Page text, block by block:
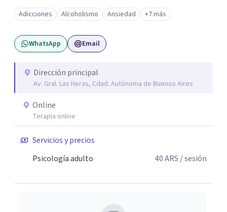
espacio de escucha, construcción y transformación,
adpatando el contexto de cada persona para ayudarla de
la mejor manera posible.
Adicciones Alcoholismo Ansiedad +7 más
WhatsApp Email
Dirección principal
Av. Gral. Las Heras, Cdad. Autónoma de Buenos Aires
Online
Terapia online
Servicios y precios
Psicología adulto
40ARS / sesión